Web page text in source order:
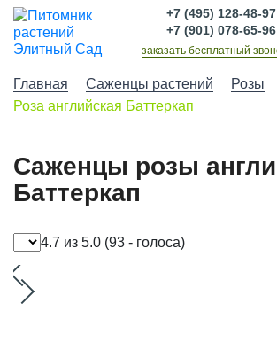
+7 (495) 128-48-97
+7 (901) 078-65-96
заказать бесплатный
Главная Саженцы растений Розы
Роза английская Баттеркап
Саженцы розы
Баттеркап
4.7 из 5.0 (93 - голоса)